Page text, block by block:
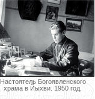
Настоятель Богоявленского
храма в Йыхви. 1950 год.